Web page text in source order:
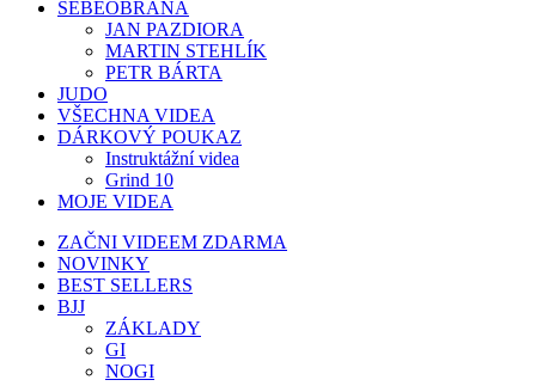
SEBEOBRANA
JAN PAZDIORA
MARTIN STEHLÍK
PETR BÁRTA
JUDO
VŠECHNA VIDEA
DÁRKOVÝ POUKAZ
Instruktážní videa
Grind 10
MOJE VIDEA
ZAČNI VIDEEM ZDARMA
NOVINKY
BEST SELLERS
BJJ
ZÁKLADY
GI
NOGI